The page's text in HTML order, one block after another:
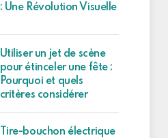
: Une Révolution Visuelle
Utiliser un jet de scène
pour étinceler une fête :
Pourquoi et quels
critères considérer
Tire-bouchon électrique